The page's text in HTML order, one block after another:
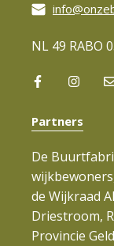
NL 49 RABO
Partners
De
de Wijkraad
Driestroom,
Provincie